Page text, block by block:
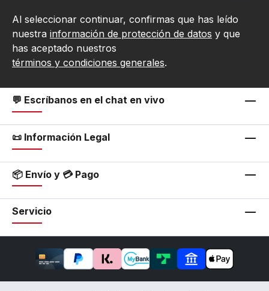
Al seleccionar continuar, confirmas que has leído
nuestra información de protección de datos y que
has aceptado nuestros
términos y condiciones generales.
💬 Escríbanos en el chat en vivo
📜 Información Legal
📦 Envío y 💳 Pago
Servicio